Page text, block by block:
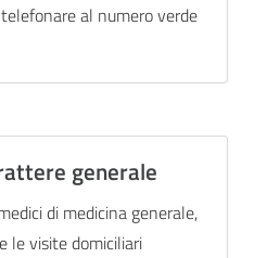
al numero verde
generale
di medicina generale,
le visite domiciliari